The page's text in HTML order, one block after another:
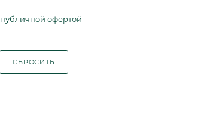
публичной офертой
СБРОСИТЬ